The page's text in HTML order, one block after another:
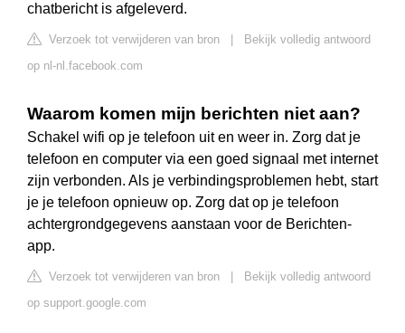
chatbericht is afgeleverd.
Verzoek tot verwijderen van bron
Bekijk volledig antwoord
op nl-nl.facebook.com
Waarom komen mijn berichten niet aan?
Schakel wifi op je telefoon uit en weer in. Zorg dat je
telefoon en computer via een goed signaal met internet
zijn verbonden. Als je verbindingsproblemen hebt, start
je je telefoon opnieuw op. Zorg dat op je telefoon
achtergrondgegevens aanstaan voor de Berichten-
app.
Verzoek tot verwijderen van bron
Bekijk volledig antwoord
op support.google.com